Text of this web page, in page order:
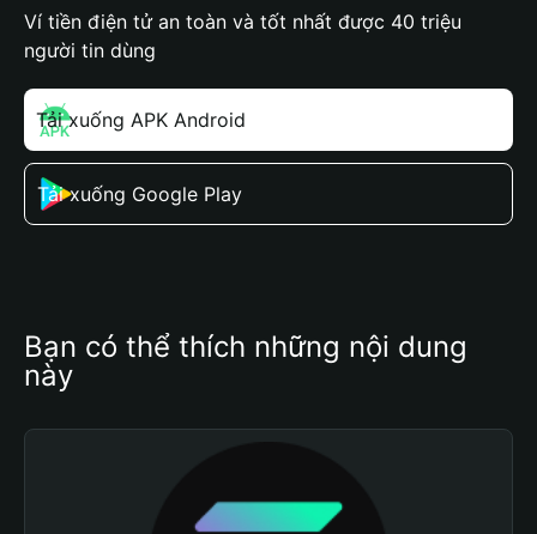
Ví tiền điện tử an toàn và tốt nhất được 40 triệu
người tin dùng
Tải xuống APK Android
Tải xuống Google Play
Bạn có thể thích những nội dung
này